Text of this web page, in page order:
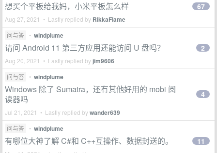
想买个平板给我妈，小米平板怎么样
Aug 27, 2021 • Lastly replied by RikkaFlame
67
问与答 • windplume
请问 Android 11 第三方应用还能访问 U 盘吗？
Aug 20, 2021 • Lastly replied by jim9606
2
问与答 • windplume
Windows 除了 Sumatra，还有其他好用的 mobi 阅
读器吗
Jul 21, 2021 • Lastly replied bywander639
4
问与答 • windplume
有哪位大神了解 C#和 C++互操作、数据封送的。 11